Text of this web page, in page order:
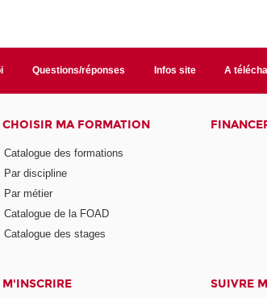
Questions/réponses Infos site A
CHOISIR MA FORMATION
Catalogue des formations
Par discipline
Par métier
Catalogue de la FOAD
Catalogue des stages
M'INSCRIRE SUIVRE